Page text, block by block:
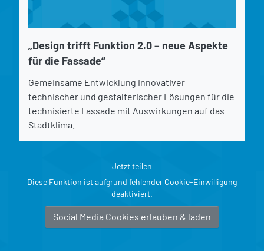
„Design trifft Funktion 2.0 – neue Aspekte
für die Fassade“
Gemeinsame Entwicklung innovativer
technischer und gestalterischer Lösungen für die
technisierte Fassade mit Auswirkungen auf das
Stadtklima.
Jetzt teilen
Diese Funktion ist aufgrund fehlender Cookie-Einwilligung
deaktiviert.
Social Media Cookies erlauben & laden